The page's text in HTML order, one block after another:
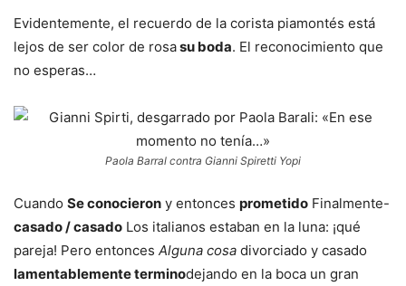
Evidentemente, el recuerdo de la corista piamontés está
lejos de ser color de rosasu boda. El reconocimiento que
no esperas…
Paola Barral contra Gianni Spiretti Yopi
Cuando Se conocieron y entonces prometido Finalmente-
casado / casado Los italianos estaban en la luna: ¡qué
pareja! Pero entonces Alguna cosa divorciado y casado
lamentablemente terminodejando en la boca un gran